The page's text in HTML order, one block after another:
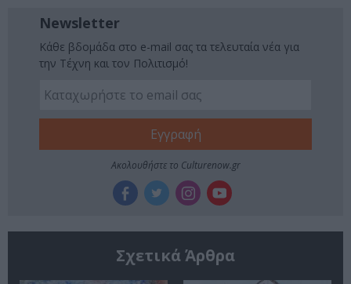
Newsletter
Κάθε βδομάδα στο e-mail σας τα τελευταία νέα για
την Τέχνη και τον Πολιτισμό!
Ακολουθήστε το Culturenow.gr
Σχετικά Άρθρα